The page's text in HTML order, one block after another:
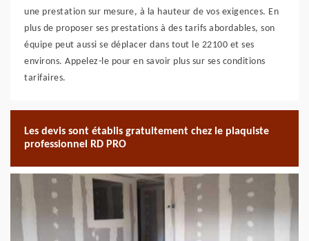
une prestation sur mesure, à la hauteur de vos exigences. En
plus de proposer ses prestations à des tarifs abordables, son
équipe peut aussi se déplacer dans tout le 22100 et ses
environs. Appelez-le pour en savoir plus sur ses conditions
tarifaires.
Les devis sont établis gratuitement chez le plaquiste
professionnel RD PRO